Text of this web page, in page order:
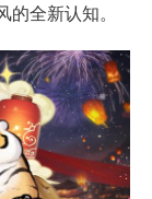
全新认知。